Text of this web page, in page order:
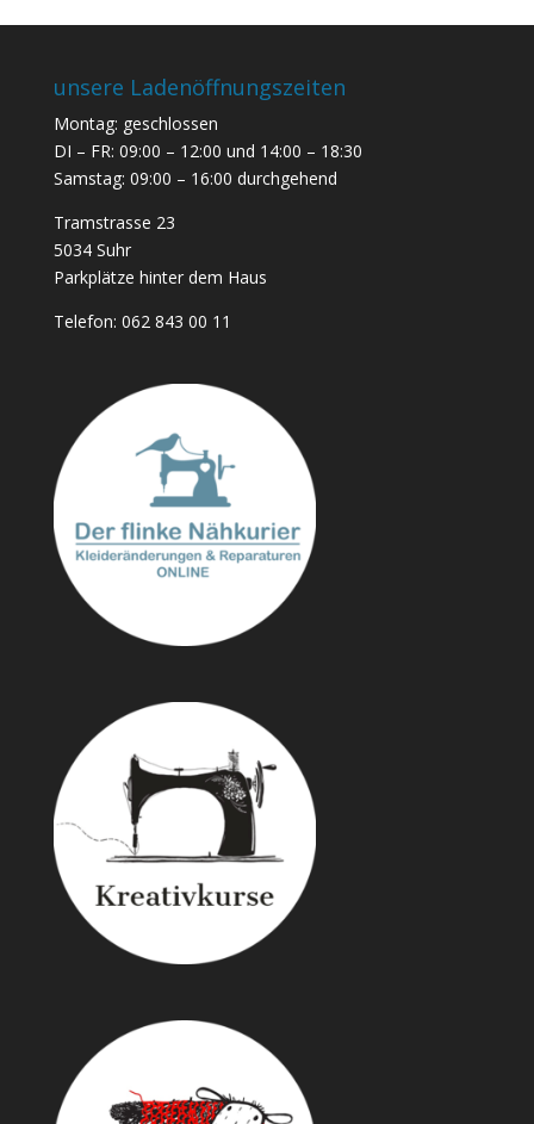
unsere Ladenöffnungszeiten
Montag: geschlossen
DI – FR: 09:00 – 12:00 und 14:00 – 18:30
Samstag: 09:00 – 16:00 durchgehend
Tramstrasse 23
5034 Suhr
Parkplätze hinter dem Haus
Telefon: 062 843 00 11